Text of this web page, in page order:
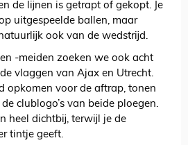
de lijnen is getrapt of gekopt. Je
uitgespeelde ballen, maar
ook van de wedstrijd.
-meiden zoeken we ook acht
vlaggen van Ajax en Utrecht.
opkomen voor de aftrap, tonen
clublogo’s van beide ploegen.
heel dichtbij, terwijl je de
tintje geeft.